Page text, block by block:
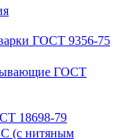
ГОСТ 9356-75
ГОСТ
18698-79
(с нитяным